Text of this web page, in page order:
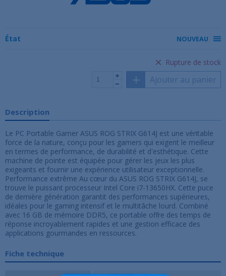
État NOUVEAU
Rupture de stock
Ajouter au panier
Description
Le PC Portable Gamer ASUS ROG STRIX G614J est une véritable
force de la nature, conçu pour les gamers qui exigent le meilleur
en termes de performance, de durabilité et d'esthétique. Cette
machine de pointe est équipée pour gérer les jeux les plus
exigeants et fournir une expérience utilisateur exceptionnelle.
Performance extrême Au cœur du ASUS ROG STRIX G614J, se
trouve le puissant processeur Intel Core i7-13650HX. Cette puce
de dernière génération garantit des performances supérieures,
idéales pour le gaming intensif et le multitâche lourd. Combiné
avec 16 GB de mémoire DDR5, ce portable offre des temps de
réponse incroyablement rapides et une gestion efficace des
applications gourmandes en ressources.
Fiche technique